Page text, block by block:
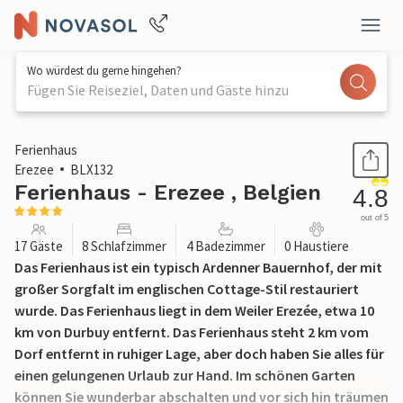
Wo würdest du gerne hingehen?
Fügen Sie Reiseziel, Daten und Gäste hinzu
1 / 51
Ferienhaus
Erezee
BLX132
Ferienhaus - Erezee , Belgien 4.8
out of 5
17 Gäste 8 Schlafzimmer 4 Badezimmer 0 Haustiere
Das Ferienhaus ist ein typisch Ardenner Bauernhof, der mit
großer Sorgfalt im englischen Cottage-Stil restauriert
wurde. Das Ferienhaus liegt in dem Weiler Erezée, etwa 10
km von Durbuy entfernt. Das Ferienhaus steht 2 km vom
Dorf entfernt in ruhiger Lage, aber doch haben Sie alles für
einen gelungenen Urlaub zur Hand. Im schönen Garten
können Sie wunderbar abschalten und vor sich hin träumen